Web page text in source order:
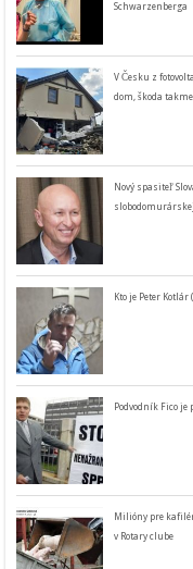
Schwarzenberga
V Česku z
dom, škoda
Nový spasiteľ
Kto je Peter Kotlár
Podvodník Fico
Milióny pre
v Rotary clube